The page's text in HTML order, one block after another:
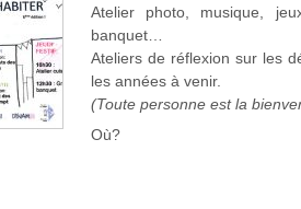
Atelier photo, musique,
banquet…
Ateliers de réflexion sur les
les années à venir.
(Toute personne est la
Où?